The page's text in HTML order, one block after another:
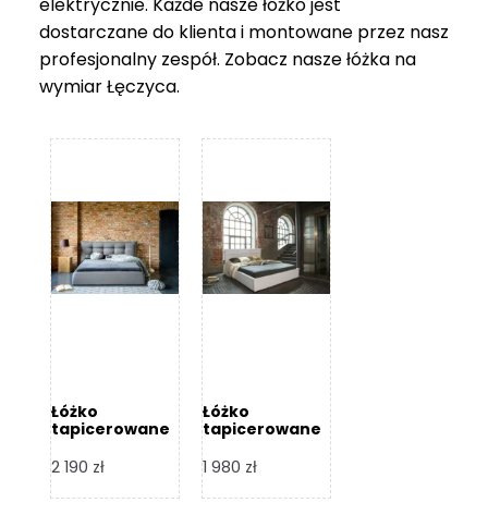
dostarczane do klienta i montowane przez nasz
profesjonalny zespół. Zobacz naszełóżka na
wymiar Łęczyca.
Łóżko
tapicerowane
Design
2 190 zł
Łóżko
tapicerowane
Design
1 980 zł